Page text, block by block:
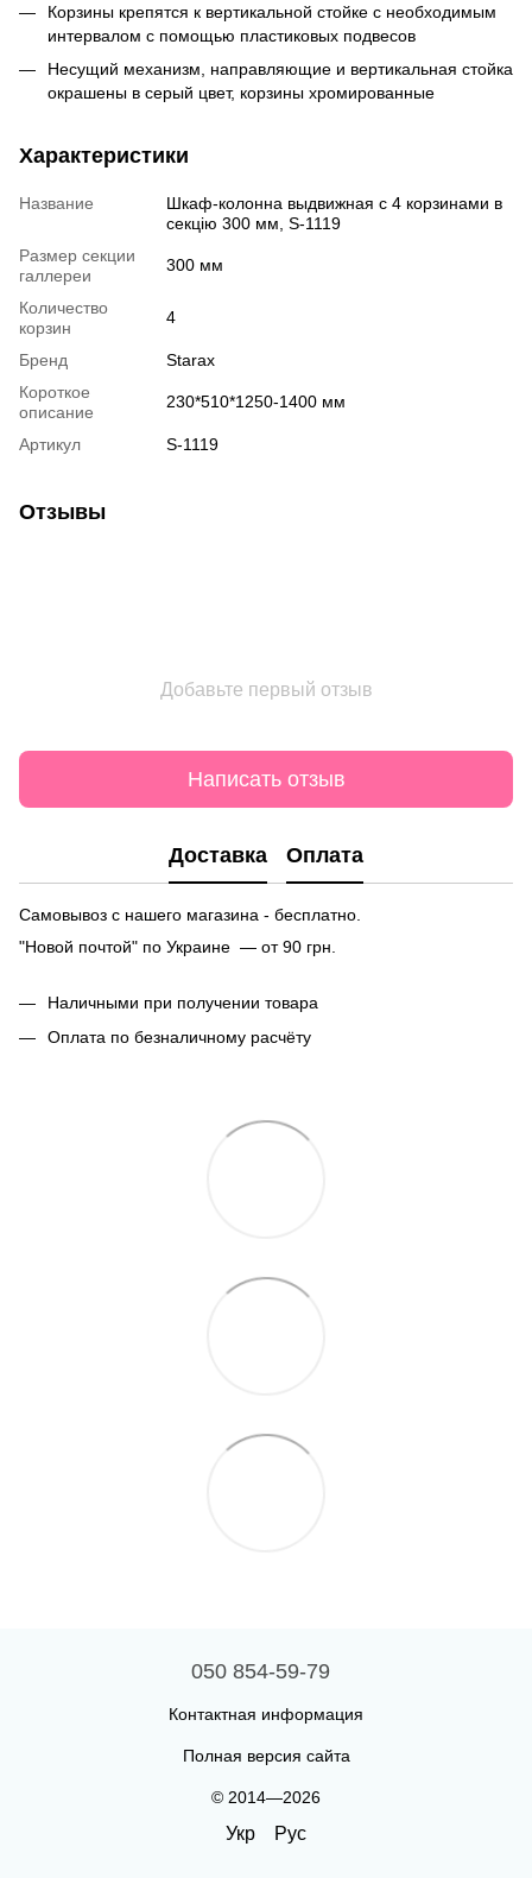
Корзины крепятся к вертикальной стойке с необходимым
интервалом с помощью пластиковых подвесов
Несущий механизм, направляющие и вертикальная стойка
окрашены в серый цвет, корзины хромированные
Характеристики
Название
Шкаф-колонна выдвижная с 4 корзинами в
секцію 300 мм, S-1119
Размер секции
галлереи
300 мм
Количество
корзин
4
Бренд
Starax
Короткое
описание
230*510*1250-1400 мм
Артикул S-1119
Отзывы
Добавьте первый отзыв
Написать отзыв
Доставка Оплата
Самовывоз с нашего магазина - бесплатно.
"Новой почтой" по Украине — от 90 грн.
Наличными при получении товара
Оплата по безналичному расчёту
050 854-59-79
Контактная информация
Полная версия сайта
© 2014—2026
Укр Рус